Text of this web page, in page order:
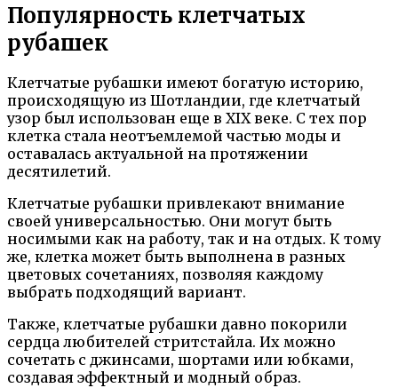
Популярность клетчатых
рубашек
Клетчатые рубашки имеют богатую историю,
происходящую из Шотландии, где клетчатый
узор был использован еще в XIX веке. С тех пор
клетка стала неотъемлемой частью моды и
оставалась актуальной на протяжении
десятилетий.
Клетчатые рубашки привлекают внимание
своей универсальностью. Они могут быть
носимыми как на работу, так и на отдых. К тому
же, клетка может быть выполнена в разных
цветовых сочетаниях, позволяя каждому
выбрать подходящий вариант.
Также, клетчатые рубашки давно покорили
сердца любителей стритстайла. Их можно
сочетать с джинсами, шортами или юбками,
создавая эффектный и модный образ.